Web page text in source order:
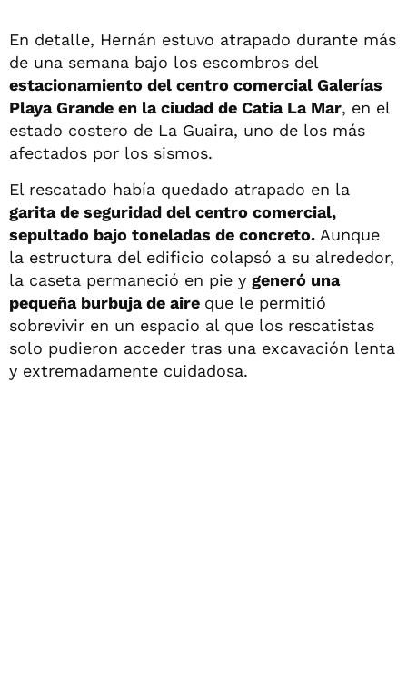
En detalle, Hernán estuvo atrapado durante más
de una semana bajo los escombros del
estacionamiento del centro comercial Galerías
Playa Grande en la ciudad de Catia La Mar, en el
estado costero de La Guaira, uno de los más
afectados por los sismos.
El rescatado había quedado atrapado en la
garita de seguridad del centro comercial,
sepultado bajo toneladas de concreto. Aunque
la estructura del edificio colapsó a su alrededor,
la caseta permaneció en pie y generó una
pequeña burbuja de aire que le permitió
sobrevivir en un espacio al que los rescatistas
solo pudieron acceder tras una excavación lenta
y extremadamente cuidadosa.